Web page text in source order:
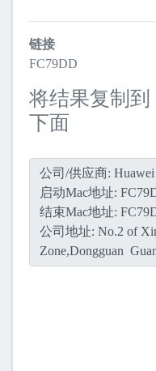
链接
FC79DD
将结果复制到
下面